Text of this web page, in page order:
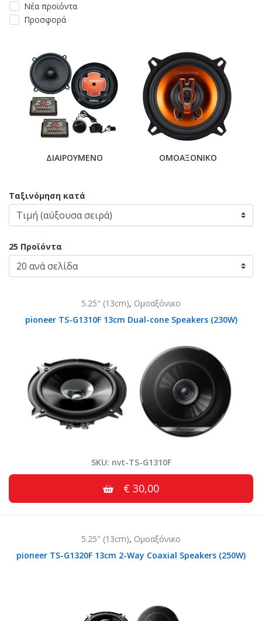
Νέα προϊόντα
Προσφορά
ΔΙΑΙΡΟΥΜΕΝΟ ΟΜΟΑΞΟΝΙΚΟ
Ταξινόμηση κατά
25 Προϊόντα
5.25" (13cm), Ομοαξόνικο
pioneer TS-G1310F 13cm Dual-cone Speakers (230W)
SKU: nvt-TS-G1310F
€ 30,00
5.25" (13cm), Ομοαξόνικο
pioneer TS-G1320F 13cm 2-Way Coaxial Speakers (250W)